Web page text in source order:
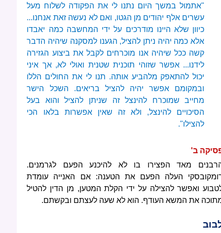
"אתמול במשך היום נתנו לי את הפקודה לשלוח מעל
עשרים אלף יהודים מן הגטו, ואם לא נעשה זאת אנחנו...
כיוון שלא היינו מודרכים על ידי המחשבה כמה יאבדו
אלא כמה יהיה ניתן להציל, הגענו למסקנה שיהיה הדבר
קשה ככל שיהיה אנו מוכרחים לקבל את ביצוע הגזירה
לידנו... אפשר שזוהי תוכנית שטנית ואולי לא, אך איני
יכול להתאפק מלהביע אותה. תנו לי את החולים הללו
ובמקומם אפשר יהיה להציל בריאים. השכל הישר
מחייב שמוכרח להינצל זה שניתן להציל והוא בעל
הסיכויים להינצל, ולא זה שאין אפשרות בלאו הכי
להצילו".
ב'
מאד הפצירו בו לא להיכנע הפעם לגרמנים.
העלה הפעם את הטענה: אם האנייה עומדת
ואפשר להצילה על ידי הקלת המטען, מן הדין להטיל
את המשא העודף. הוא לא שעה לעצתם ובקשתם.